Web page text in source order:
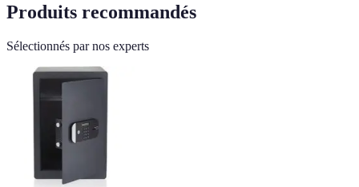
Produits recommandés
Sélectionnés par nos experts